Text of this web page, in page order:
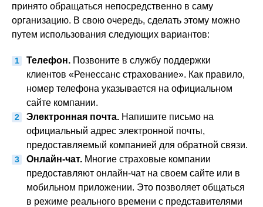
принято обращаться непосредственно в саму
организацию. В свою очередь, сделать этому можно
путем использования следующих вариантов:
Телефон. Позвоните в службу поддержки
клиентов «Ренессанс страхование». Как правило,
номер телефона указывается на официальном
сайте компании.
Электронная почта. Напишите письмо на
официальный адрес электронной почты,
предоставляемый компанией для обратной связи.
Онлайн-чат. Многие страховые компании
предоставляют онлайн-чат на своем сайте или в
мобильном приложении. Это позволяет общаться
в режиме реального времени с представителями